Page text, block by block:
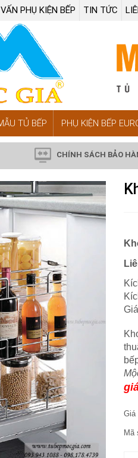
PHỤ KIỆN BẾP TIN TỨC
TỦ BẾP PHỤ KIỆN BẾP
CHÍNH SÁCH BẢO
Giá
Mã